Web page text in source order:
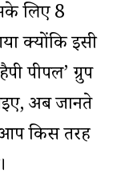
लिए 8
क्योंकि इसी
पीपल’ ग्रुप
अब जानते
किस तरह